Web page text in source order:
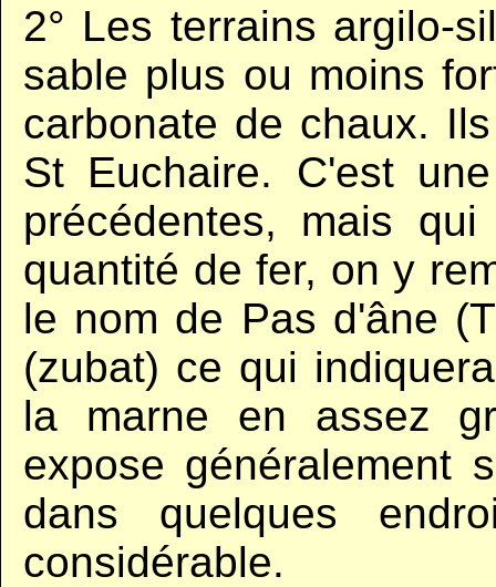
2° Les terrains argilo-
sable plus ou moins
carbonate de chaux.
St Euchaire. C'est
précédentes, mais
quantité de fer, on y
le nom de Pas d'âne
(zubat) ce qui
la marne en assez
expose généralement
dans quelques
considérable.